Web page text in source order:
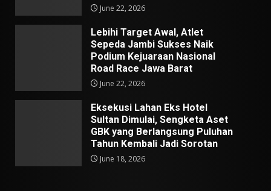
June 22, 2026
Lebihi Target Awal, Atlet
Sepeda Jambi Sukses Naik
Podium Kejuaraan Nasional
Road Race Jawa Barat
June 22, 2026
Eksekusi Lahan Eks Hotel
Sultan Dimulai, Sengketa Aset
GBK yang Berlangsung Puluhan
Tahun Kembali Jadi Sorotan
June 18, 2026